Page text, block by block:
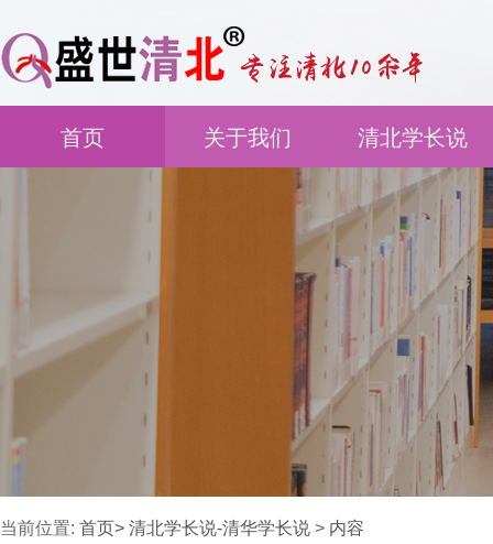
首页 关于我们 清北学长说
当前位置: 首页> 清北学长说-清华学长说 > 内容